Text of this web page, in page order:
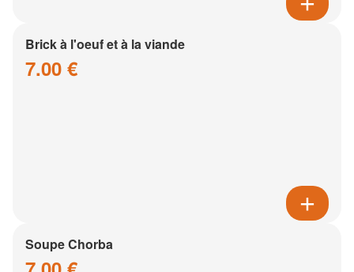
Brick à l'oeuf et à la viande
7.00 €
Soupe Chorba